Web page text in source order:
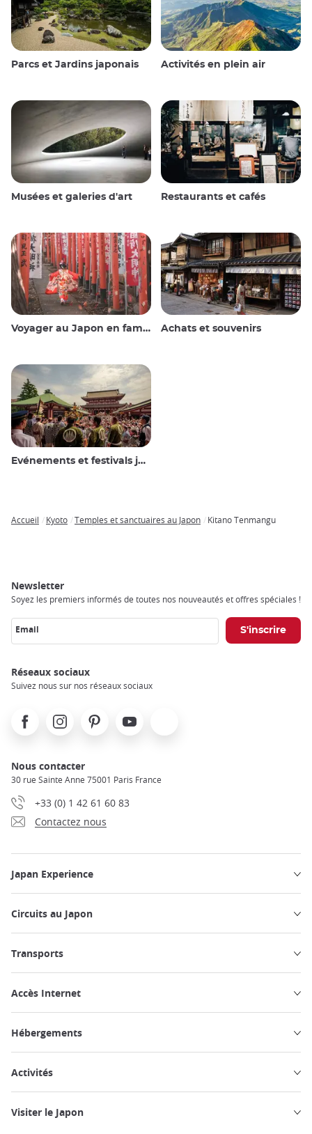
Parcs et Jardins japonais Activités en plein air
Musées et galeries d'art Restaurants et cafés
Voyager au Japon en famille Achats et souvenirs
Evénements et festivals japonais
Accueil Kyoto Temples et sanctuaires au Japon Kitano Tenmangu
Newsletter
Soyez les premiers informés de toutes nos nouveautés et offres spéciales !
Email
Réseaux sociaux
Suivez nous sur nos réseaux sociaux
FacebookInstagramPinterest Youtube
Nous contacter
30 rue Sainte Anne 75001 Paris France
+33 (0) 1 42 61 60 83
Contactez nous
Japan Experience
Circuits au Japon
Transports
Accès Internet
Hébergements
Activités
Visiter le Japon